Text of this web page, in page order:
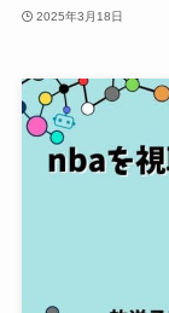
2025年3月18日